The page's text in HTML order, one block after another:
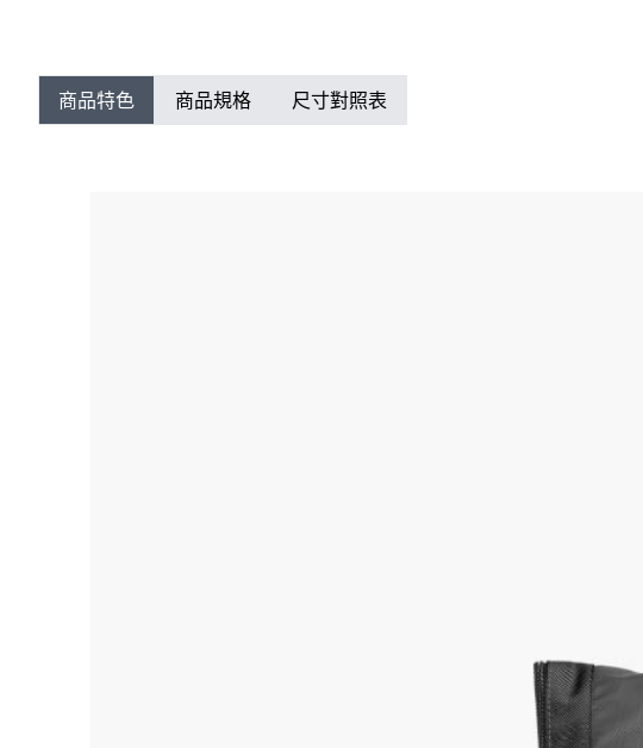
商品特色 商品規格 尺寸對照表